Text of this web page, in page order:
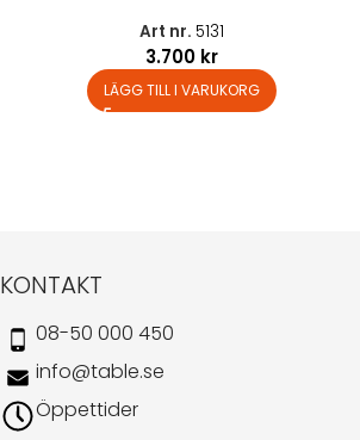
Art nr. 5131
3.700 kr
LÄGG TILL I VARUKORG
KONTAKT
08-50 000 450
info@table.se
Öppettider